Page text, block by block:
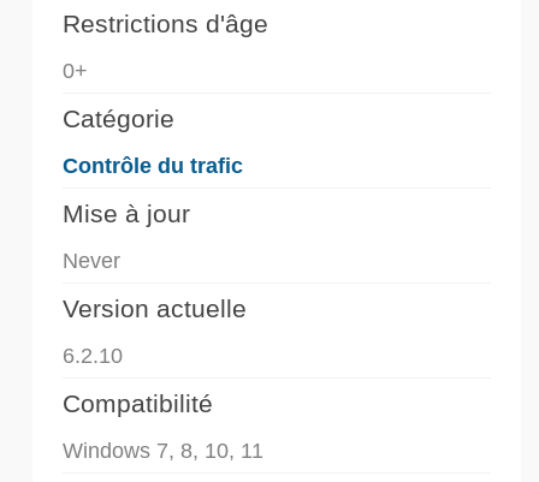
Restrictions d'âge
0+
Catégorie
Contrôle du trafic
Mise à jour
Never
Version actuelle
6.2.10
Compatibilité
Windows 7, 8, 10, 11